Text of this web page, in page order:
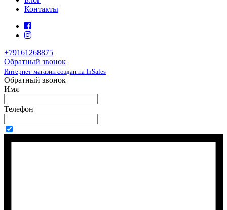
Контакты
+79161268875
Обратный звонок
Интернет-магазин создан на InSales
Обратный звонок
Имя
Телефон